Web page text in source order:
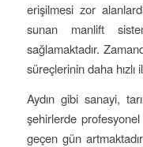
erişilmesi zor
sunan manlift
sağlamaktadır.
süreçlerinin daha hızlı
Aydın gibi sanayi,
şehirlerde
geçen gün